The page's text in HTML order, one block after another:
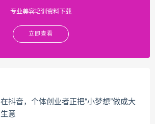
专业美容培训资料下载
立即查看
在抖音，个体创业者正把“小梦想”做成大
生意